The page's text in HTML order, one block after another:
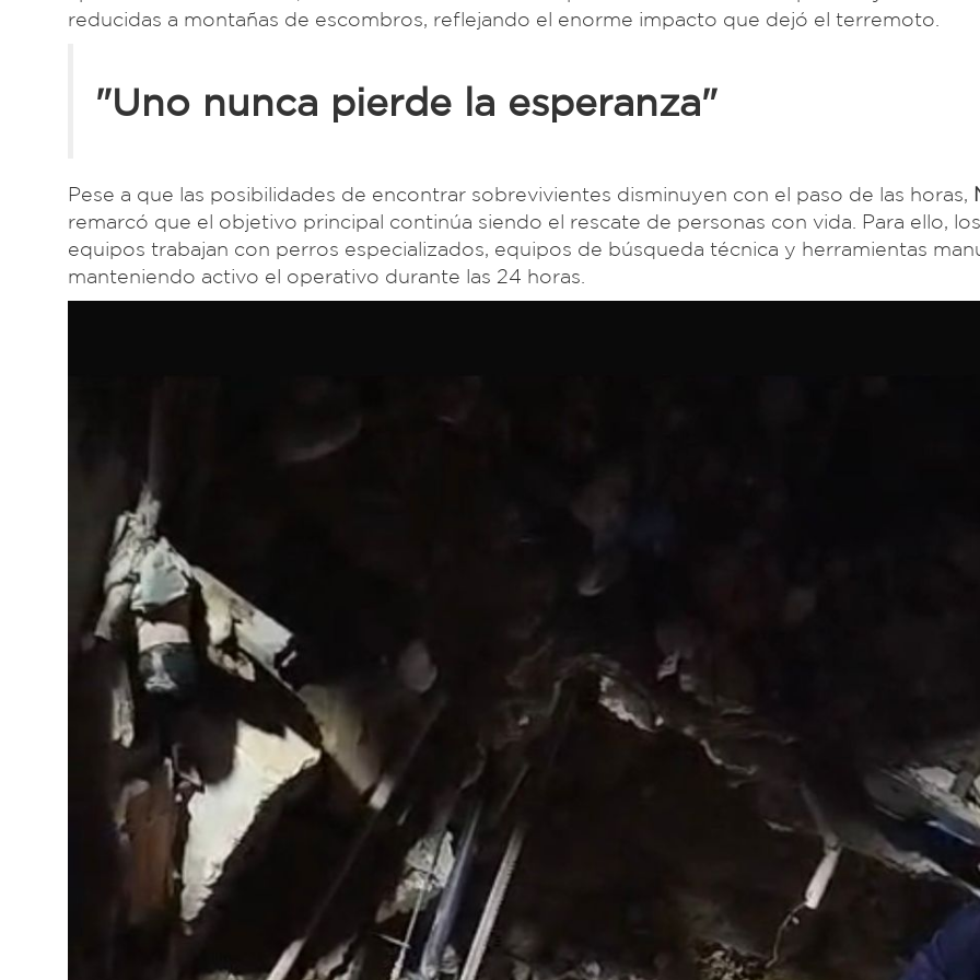
reducidas a montañas de escombros, reflejando el enorme impacto que dejó el terremoto.
"Uno nunca pierde la esperanza"
Pese a que las posibilidades de encontrar sobrevivientes disminuyen con el paso de las horas,
remarcó que el objetivo principal continúa siendo el rescate de personas con vida. Para ello, los
equipos trabajan con perros especializados, equipos de búsqueda técnica y herramientas
manteniendo activo el operativo durante las 24 horas.